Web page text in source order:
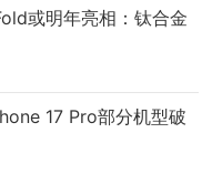
或明年亮相：钛合金
17 Pro部分机型破